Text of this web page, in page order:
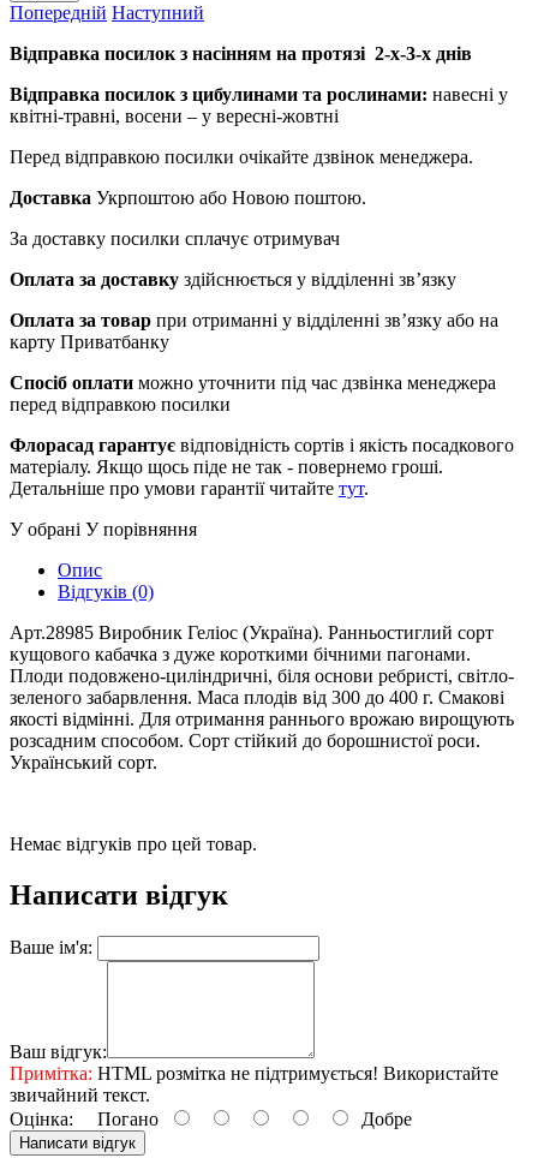
Попередній Наступний
Відправка посилок з насінням на протязі 2-х-3-х днів
Відправка посилок з цибулинами та рослинами: навесні у
квітні-травні, восени – у вересні-жовтні
Перед відправкою посилки очікайте дзвінок менеджера.
Доставка Укрпоштою або Новою поштою.
За доставку посилки сплачує отримувач
Оплата за доставку здійснюється у відділенні зв’язку
Оплата за товар при отриманні у відділенні зв’язку або на
карту Приватбанку
Спосіб оплати можно уточнити під час дзвінка менеджера
перед відправкою посилки
Флорасад гарантує відповідність сортів і якість посадкового
матеріалу. Якщо щось піде не так - повернемо гроші.
Детальніше про умови гарантії читайте тут.
У обрані У порівняння
Опис
Відгуків (0)
Арт.28985 Виробник Геліос (Україна). Ранньостиглий сорт
кущового кабачка з дуже короткими бічними пагонами.
Плоди подовжено-циліндричні, біля основи ребристі, світло-
зеленого забарвлення. Маса плодів від 300 до 400 г. Смакові
якості відмінні. Для отримання раннього врожаю вирощують
розсадним способом. Сорт стійкий до борошнистої роси.
Український сорт.
Немає відгуків про цей товар.
Написати відгук
Ваше ім'я:
Ваш відгук:
Примітка: HTML розмітка не підтримується! Використайте
звичайний текст.
Оцінка: Погано Добре
Написати відгук